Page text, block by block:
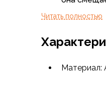
Брюки с
Флисовые брюки
Шорты
Термофутболки
некоторую
Читать полностью
Материал: